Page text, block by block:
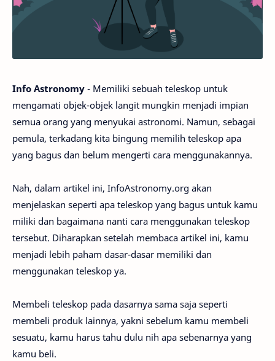
Info Astronomy - Memiliki sebuah teleskop untuk
mengamati objek-objek langit mungkin menjadi impian
semua orang yang menyukai astronomi. Namun, sebagai
pemula, terkadang kita bingung memilih teleskop apa
yang bagus dan belum mengerti cara menggunakannya.
Nah, dalam artikel ini, InfoAstronomy.org akan
menjelaskan seperti apa teleskop yang bagus untuk kamu
miliki dan bagaimana nanti cara menggunakan teleskop
tersebut. Diharapkan setelah membaca artikel ini, kamu
menjadi lebih paham dasar-dasar memiliki dan
menggunakan teleskop ya.
Membeli teleskop pada dasarnya sama saja seperti
membeli produk lainnya, yakni sebelum kamu membeli
sesuatu, kamu harus tahu dulu nih apa sebenarnya yang
kamu beli.